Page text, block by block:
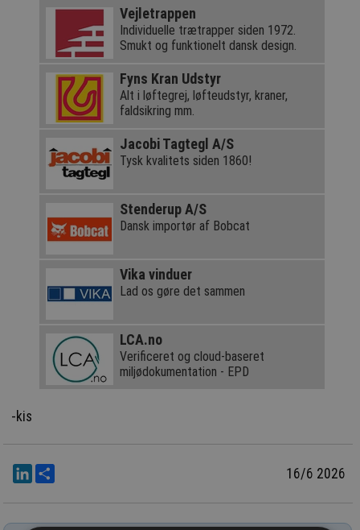
Vejletrappen
Individuelle trætrapper siden 1972.
Smukt og funktionelt dansk design.
Fyns Kran Udstyr
Alt i løftegrej, løfteudstyr, kraner,
faldsikring mm.
Jacobi Tagtegl A/S
Tysk kvalitets siden 1860!
Stenderup A/S
Dansk importør af Bobcat
Vika vinduer
Lad os gøre det sammen
LCA.no
Verificeret og cloud-baseret
miljødokumentation - EPD
-kis
LinkedIn 16/6 2026